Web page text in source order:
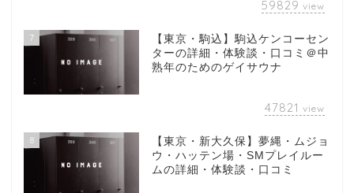
59829 view
7
【東京・駒込】駒込ケンコーセン
ターの詳細・体験談・口コミ＠中
熟年のためのゲイサウナ
47821 view
8
【東京・新大久保】夢縄・ムジョ
ウ・ハッテン場・SMプレイルー
ムの詳細・体験談・口コミ